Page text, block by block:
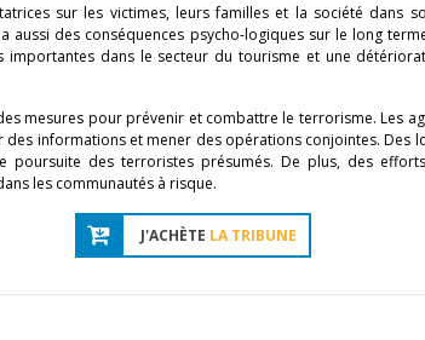
sur les victimes, leurs familles et la société dans
aussi des conséquences psycho-logiques sur le long
dans le secteur du tourisme et une
mesures pour prévenir et combattre le terrorisme. Les
informations et mener des opérations conjointes. Des
poursuite des terroristes présumés. De plus, des
les communautés à risque.
J'ACHÈTE LA TRIBUNE